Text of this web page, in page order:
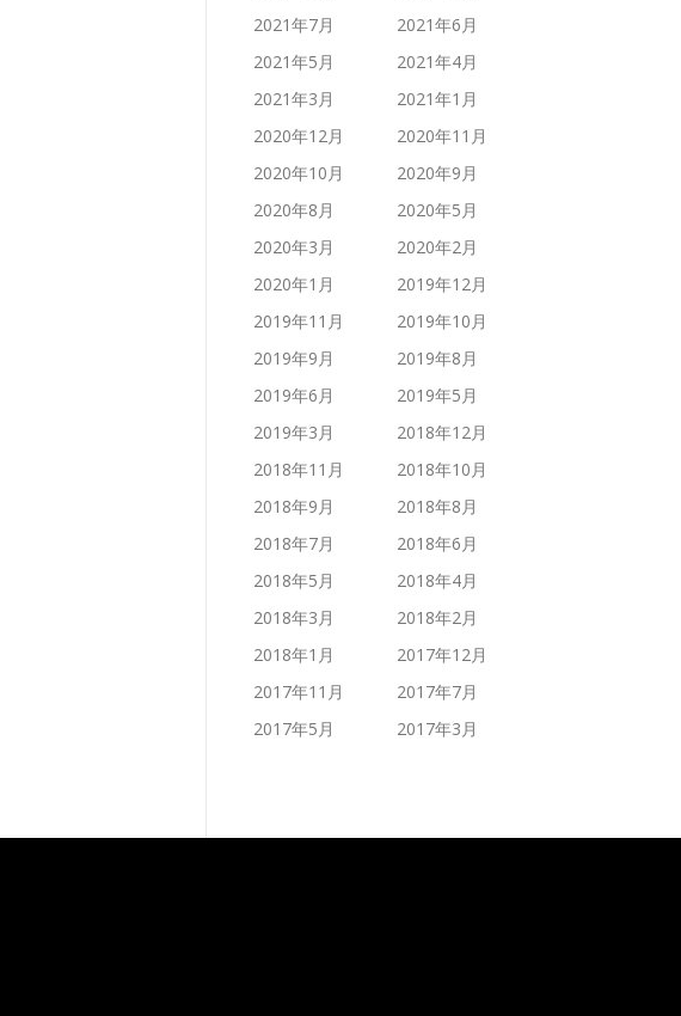
2021年7月
2021年6月
2021年5月
2021年4月
2021年3月
2021年1月
2020年12月
2020年11月
2020年10月
2020年9月
2020年8月
2020年5月
2020年3月
2020年2月
2020年1月
2019年12月
2019年11月
2019年10月
2019年9月
2019年8月
2019年6月
2019年5月
2019年3月
2018年12月
2018年11月
2018年10月
2018年9月
2018年8月
2018年7月
2018年6月
2018年5月
2018年4月
2018年3月
2018年2月
2018年1月
2017年12月
2017年11月
2017年7月
2017年5月
2017年3月